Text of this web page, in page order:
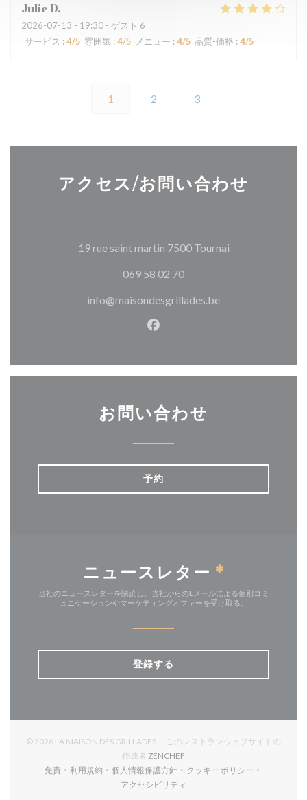
JulieD
2026-07-13 - 19:30 - ゲスト 6
サービス :4/5 雰囲気 :4/5 メニュー :4/5 品質-価格 :4/5
1 2 3
アクセス/お問い合わせ
19 rue saint martin 7500 Tournai((新しいウィン
069 58 02 70
info@maisondesgrillades.be
Facebook ((新しいウィン
お問い合わせ
予約
ニュースレター *
当社のニュースレターを購読し、当社からのEメールによる個別コミ
ュニケーションやマーケティングオファーを受け取る。
登録する
© 2026 LA MAISON DES GRILLADES — このレストランウェブサイトの
作成者 ZENCHEF
免責
((新しいウィンドウで開きます))
利用規約
((新しいウィンドウで開きます))
個人情報保護方針
((新しいウィンドウで開きます))
クッキー ポリシー
((新しいウィンドウで
アクセシビリティ
((新しいウィンドウで開きます))